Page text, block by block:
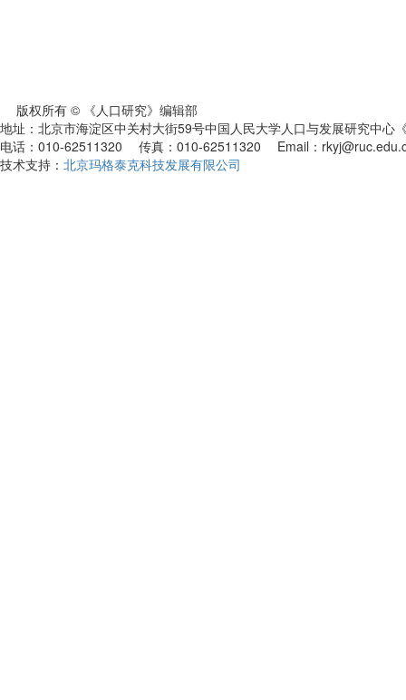
版权所有 © 《人口研究》编辑部
地址：北京市海淀区中关村大街59号中国人民大学人口与发展研究中
电话：010-62511320 传真：010-62511320 Email：
技术支持： 北京玛格泰克科技发展有限公司